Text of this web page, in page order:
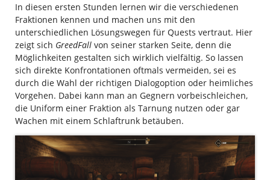
In diesen ersten Stunden lernen wir die verschiedenen
Fraktionen kennen und machen uns mit den
unterschiedlichen Lösungswegen für Quests vertraut. Hier
zeigt sich GreedFall von seiner starken Seite, denn die
Möglichkeiten gestalten sich wirklich vielfältig. So lassen
sich direkte Konfrontationen oftmals vermeiden, sei es
durch die Wahl der richtigen Dialogoption oder heimliches
Vorgehen. Dabei kann man an Gegnern vorbeischleichen,
die Uniform einer Fraktion als Tarnung nutzen oder gar
Wachen mit einem Schlaftrunk betäuben.